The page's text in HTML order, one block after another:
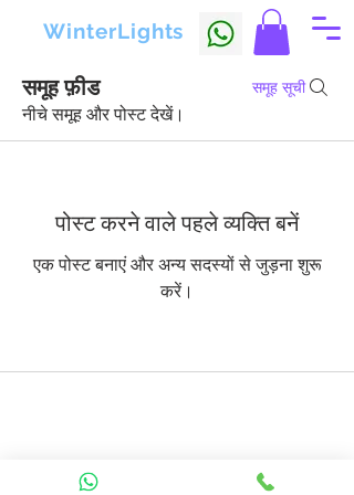
WinterLights
समूह फ़ीड समूह सूची
नीचे समूह और पोस्ट देखें।
पोस्ट करने वाले पहले व्यक्ति बनें
एक पोस्ट बनाएं और अन्य सदस्यों से जुड़ना शुरू
करें।
Tel: +91 7025904819